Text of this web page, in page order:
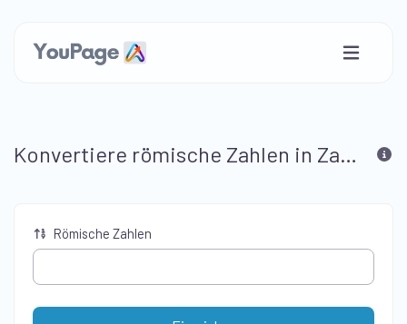
Konvertiere römische Zahlen in Zahlen
Römische Zahlen